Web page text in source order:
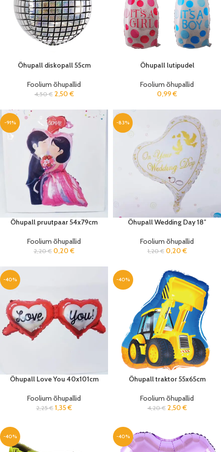
Õhupall diskopall 55cm
Foolium õhupallid
4,50€ 2,50 €
Õhupall lutipudel
Foolium õhupallid
0,99€
-91%
Õhupall pruutpaar 54x79cm
Foolium õhupallid
2,20€ 0,20 €
-83%
Õhupall Wedding Day 18″
Foolium õhupallid
1,20€ 0,20 €
-40%
Õhupall Love You 40x101cm
Foolium õhupallid
2,25€ 1,35€
-40%
Õhupall traktor 55x65cm
Foolium õhupallid
4,20€ 2,50 €
-40% -40%